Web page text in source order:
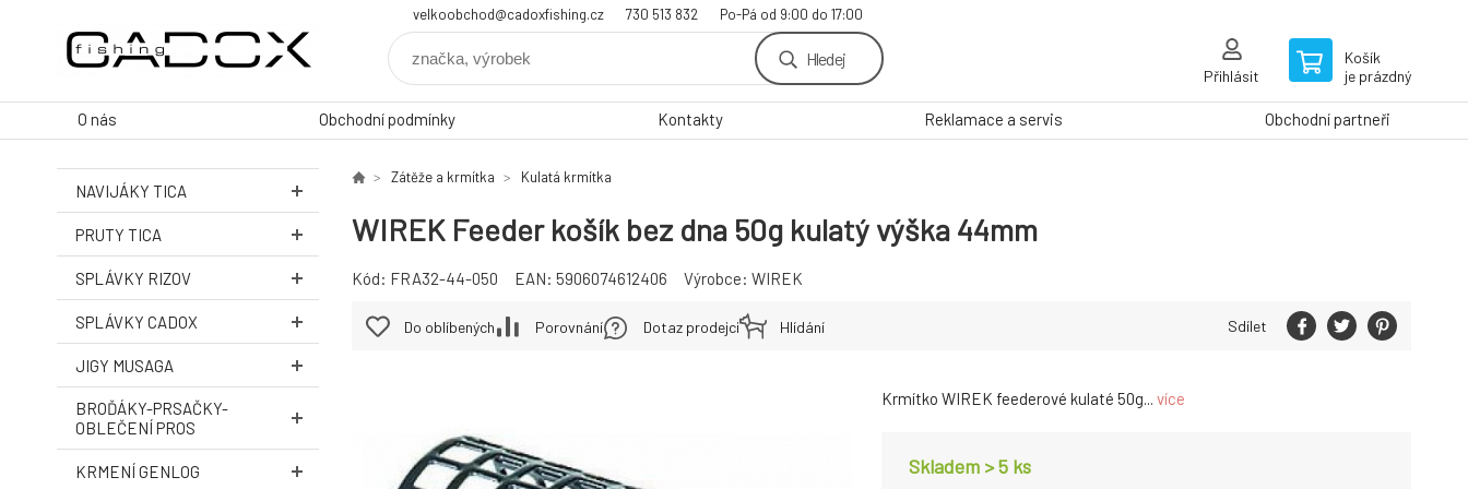
velkoobchod@cadoxfishing.cz 730 513 832 Po-Pá od 9:00 do 17:00
Hledej
Přihlásit
Košík
je prázdný
O nás Obchodní podmínky Kontakty Reklamace a servis Obchodní partneři
NAVIJÁKY TICA
PRUTY TICA
SPLÁVKY RIZOV
SPLÁVKY CADOX
JIGY MUSAGA
BROĎÁKY-PRSAČKY-
OBLEČENÍ PROS
KRMENÍ GENLOG
Zátěže a krmítka Kulatá krmítka
WIREK Feeder košík bez dna 50g kulatý výška 44mm
Krmítko WIREK feederové kulaté 50g... více
Skladem > 5 ks
Kód: FRA32-44-050 EAN: 5906074612406 Výrobce: WIREK
Do oblíbených Porovnání Dotaz prodejci Hlídání Sdílet